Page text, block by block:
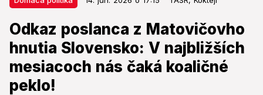
Odkaz poslanca z Matovičovho
hnutia Slovensko: V najbližších
mesiacoch nás čaká koaličné
peklo!
Odkaz poslanca z Matovičovho
hnutia Slovensko: V najbližších
mesiacoch nás čaká koaličné
peklo!